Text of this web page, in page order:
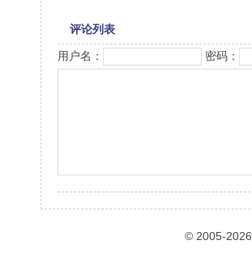
评论列表
用户名： 密码：
© 2005-2026